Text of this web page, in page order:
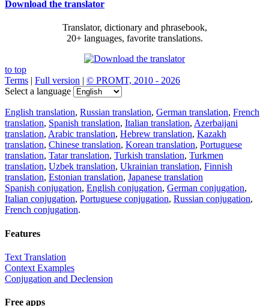
Download the translator
Translator, dictionary and phrasebook,
20+ languages, favorite translations.
to top
Terms | Full version | © PROMT, 2010 - 2026
Select a language
English translation, Russian translation, German translation, French
translation, Spanish translation, Italian translation, Azerbaijani
translation, Arabic translation, Hebrew translation, Kazakh
translation, Chinese translation, Korean translation, Portuguese
translation, Tatar translation, Turkish translation, Turkmen
translation, Uzbek translation, Ukrainian translation, Finnish
translation, Estonian translation, Japanese translation
Spanish conjugation, English conjugation, German conjugation,
Italian conjugation, Portuguese conjugation, Russian conjugation,
French conjugation.
Features
Text Translation
Context Examples
Conjugation and Declension
Free apps